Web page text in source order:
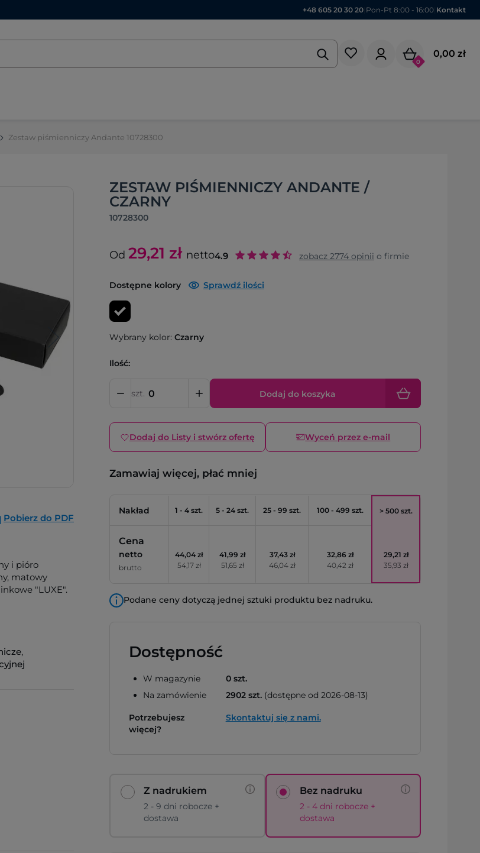
+48 605 20 30 20 Pon-Pt 8:00 - 16:00 Kontakt
0
0,00 zł
Zestaw piśmienniczy Andante 10728300
ZESTAW PIŚMIENNICZY ANDANTE /
CZARNY
10728300
Pobierz do PDF
i pióro
matowy
"LUXE".
,
Od 29,21 zł netto4.9 zobacz 2774 opinii o firmie
Dostępne kolory Sprawdź ilości
Wybrany kolor: Czarny
Ilość:
szt. Dodaj do koszyka
Dodaj do Listy i stwórz ofertę Wyceń przez e-mail
Zamawiaj więcej, płać mniej
Nakład 1 - 4 szt. 5 - 24 szt. 25 - 99 szt. 100 - 499 szt. > 500 szt.
Cena
netto
brutto
44,04 zł
54,17 zł
41,99 zł
51,65 zł
37,43 zł
46,04 zł
32,86 zł
40,42 zł
29,21 zł
35,93 zł
Podane ceny dotyczą jednej sztuki produktu bez nadruku.
Dostępność
W magazynie
Na zamówienie
0 szt.
2902 szt.(dostępne od 2026-08-13)
Potrzebujesz
więcej?
Skontaktuj się z nami.
Z nadrukiem
2 - 9 dni robocze +
dostawa
Bez nadruku
2 - 4 dni robocze +
dostawa